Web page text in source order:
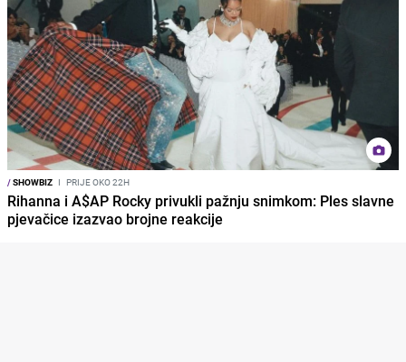
/SHOWBIZ I PRIJE OKO 22H
Rihanna i A$AP Rocky privukli pažnju snimkom: Ples slavne
pjevačice izazvao brojne reakcije